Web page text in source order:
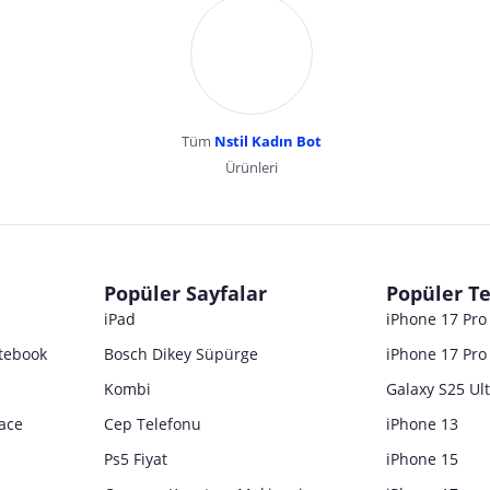
Tüm Nstil Kadın Bot
Ürünleri
Popüler Sayfalar
iPad
Bosch Dikey Süpürge
Kombi
Cep Telefonu
Ps5 Fiyat
Popüler
iPhone 17
iPhone 17 Pro
Galaxy S25
iPhone 13
iPhone 15